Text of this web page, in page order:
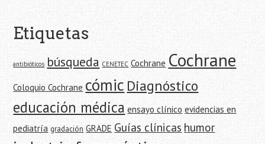
Etiquetas
antibióticos búsqueda CENETEC Cochrane Cochrane
Coloquio Cochrane cómic Diagnóstico
educación médica ensayo clínico evidencias en
pediatría gradación GRADE Guías clínicas humor